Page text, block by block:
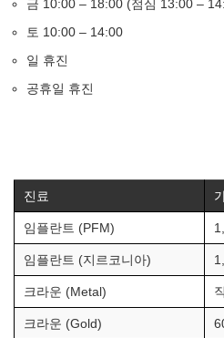
금 10:00 – 18:00 (점심 13:00 –
토 10:00 – 14:00
일 휴진
공휴일 휴진
진료
임플란트 (PFM)
임플란트 (지르코니아)
크라운 (Metal)
크라운 (Gold)